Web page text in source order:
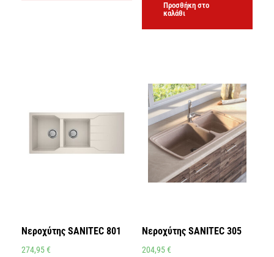
Προσθήκη στο
καλάθι
Νεροχύτης SANITEC 801
274,95€
Νεροχύτης SANITEC 305
204,95€